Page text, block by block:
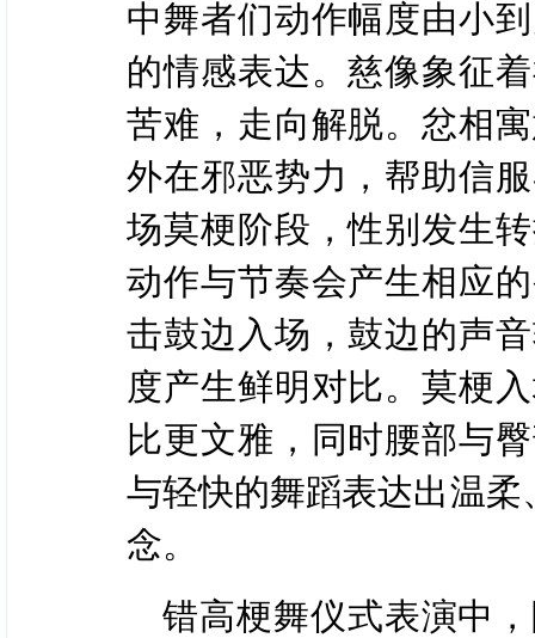
中舞者们动作幅度由小
的情感表达。慈像象征
苦难，走向解脱。忿相
外在邪恶势力，帮助信
场莫梗阶段，性别发生
动作与节奏会产生相应
击鼓边入场，鼓边的声
度产生鲜明对比。莫梗
比更文雅，同时腰部与
与轻快的舞蹈表达出温
念。
错高梗舞仪式表演中